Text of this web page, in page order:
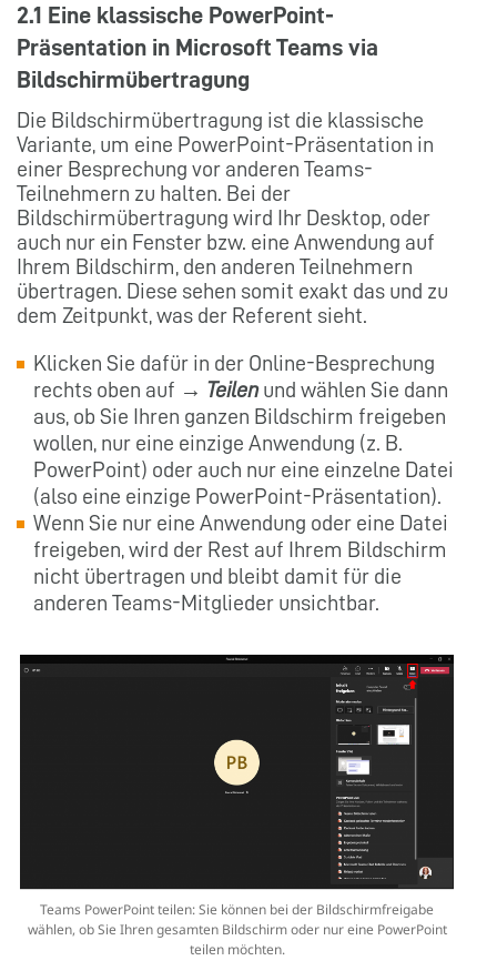
2.1 Eine klassische PowerPoint-
Präsentation in Microsoft Teams via
Bildschirmübertragung
Die Bildschirmübertragung ist die klassische
Variante, um eine PowerPoint-Präsentation in
einer Besprechung vor anderen Teams-
Teilnehmern zu halten. Bei der
Bildschirmübertragung wird Ihr Desktop, oder
auch nur ein Fenster bzw. eine Anwendung auf
Ihrem Bildschirm, den anderen Teilnehmern
übertragen. Diese sehen somit exakt das und zu
dem Zeitpunkt, was der Referent sieht.
Klicken Sie dafür in der Online-Besprechung
rechts oben auf → Teilenund wählen Sie dann
aus, ob Sie Ihren ganzen Bildschirm freigeben
wollen, nur eine einzige Anwendung (z. B.
PowerPoint) oder auch nur eine einzelne Datei
(also eine einzige PowerPoint-Präsentation).
Wenn Sie nur eine Anwendung oder eine Datei
freigeben, wird der Rest auf Ihrem Bildschirm
nicht übertragen und bleibt damit für die
anderen Teams-Mitglieder unsichtbar.
Teams PowerPoint teilen: Sie können bei der Bildschirmfreigabe
wählen, ob Sie Ihren gesamten Bildschirm oder nur eine PowerPoint
teilen möchten.